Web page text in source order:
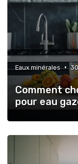
Eaux minérales •
Comment
pour eau